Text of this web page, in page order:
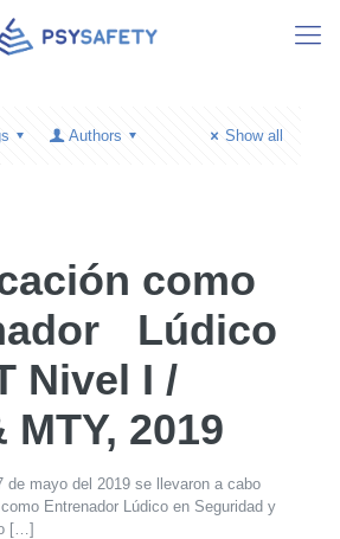
Authors Show all
como
Lúdico
Nivel I /
MTY, 2019
de mayo del 2019 se llevaron a cabo
Entrenador Lúdico en Seguridad y
[…]